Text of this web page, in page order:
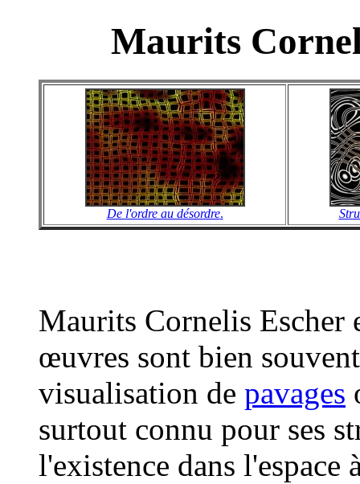
Maurits
De l'ordre au désordre.
Maurits Cornelis Escher
œuvres sont bien
visualisation de pavages
surtout connu pour ses
l'existence dans